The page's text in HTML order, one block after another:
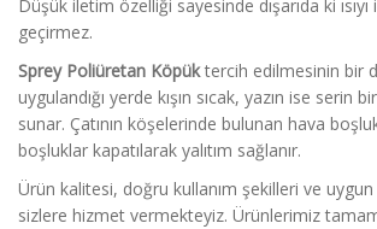
Düşük iletim özelliği sayesinde dışarıda ki
geçirmez.
Sprey Poliüretan Köpüktercih edilmesinin bir
uygulandığı yerde kışın sıcak, yazın ise serin
sunar. Çatının köşelerinde bulunan hava
boşluklar kapatılarak yalıtım sağlanır.
Ürün kalitesi, doğru kullanım şekilleri ve uygun
sizlere hizmet vermekteyiz. Ürünlerimiz